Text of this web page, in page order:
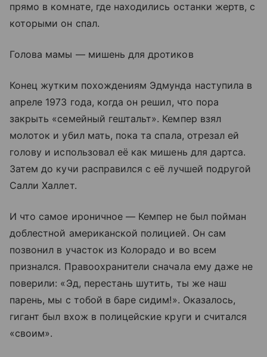
прямо в комнате, где находились останки жертв, с
которыми он спал.
Голова мамы — мишень для дротиков
Конец жутким похождениям Эдмунда наступила в
апреле 1973 года, когда он решил, что пора
закрыть «семейный гештальт». Кемпер взял
молоток и убил мать, пока та спала, отрезал ей
голову и использовал её как мишень для дартса.
Затем до кучи расправился с её лучшей подругой
Салли Халлет.
И что самое ироничное — Кемпер не был пойман
доблестной американской полицией. Он сам
позвонил в участок из Колорадо и во всем
признался. Правоохранители сначала ему даже не
поверили: «Эд, перестань шутить, ты же наш
парень, мы с тобой в баре сидим!». Оказалось,
гигант был вхож в полицейские круги и считался
«своим».